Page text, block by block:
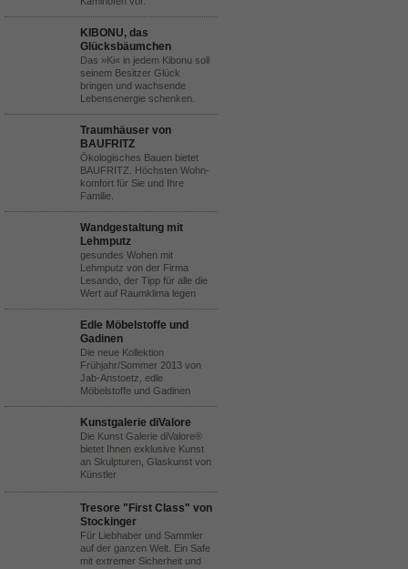
KIBONU, das
Glücksbäumchen
Das »Ki« in jedem Kibonu soll
seinem Besitzer Glück
bringen und wachsende
Lebensenergie schenken.
Traumhäuser von
BAUFRITZ
Ökologisches Bauen bietet
BAUFRITZ. Höchsten Wohn-
komfort für Sie und Ihre
Familie.
Wandgestaltung mit
Lehmputz
gesundes Wohen mit
Lehmputz von der Firma
Lesando, der Tipp für alle die
Wert auf Raumklima legen
Edle Möbelstoffe und
Gadinen
Die neue Kollektion
Frühjahr/Sommer 2013 von
Jab-Anstoetz, edle
Möbelstoffe und Gadinen
Kunstgalerie diValore
Die Kunst Galerie diValore®
bietet Ihnen exklusive Kunst
an Skulpturen, Glaskunst von
Künstler
Tresore "First Class" von
Stockinger
Für Liebhaber und Sammler
auf der ganzen Welt. Ein Safe
mit extremer Sicherheit und